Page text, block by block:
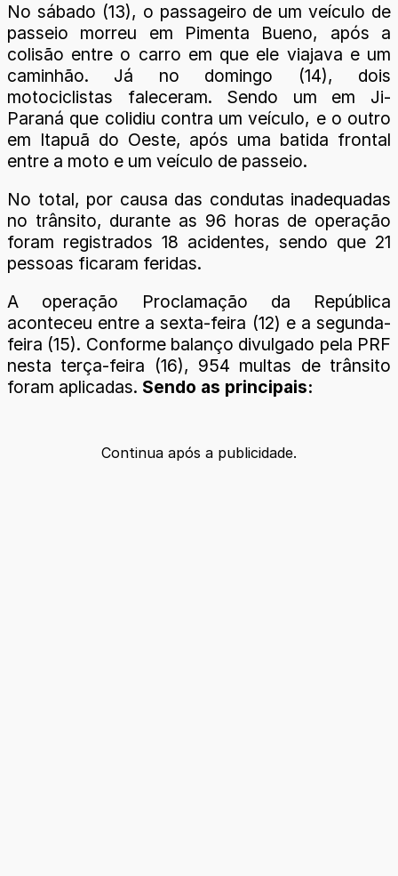
No sábado (13), o passageiro de um veículo de
passeio morreu em Pimenta Bueno, após a
colisão entre o carro em que ele viajava e um
caminhão. Já no domingo (14), dois
motociclistas faleceram. Sendo um em Ji-
Paraná que colidiu contra um veículo, e o outro
em Itapuã do Oeste, após uma batida frontal
entre a moto e um veículo de passeio.
No total, por causa das condutas inadequadas
no trânsito, durante as 96 horas de operação
foram registrados 18 acidentes, sendo que 21
pessoas ficaram feridas.
A operação Proclamação da República
aconteceu entre a sexta-feira (12) e a segunda-
feira (15). Conforme balanço divulgado pela PRF
nesta terça-feira (16), 954 multas de trânsito
foram aplicadas. Sendo as principais:
Continua após a publicidade.